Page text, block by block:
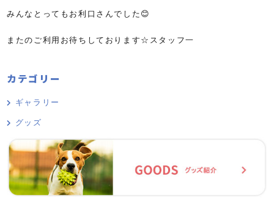
みんなとってもお利口さんでした😊
またのご利用お待ちしております☆スタッフ一
カテゴリー
ギャラリー
グッズ